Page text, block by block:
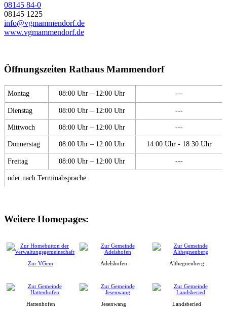
08145 84-0
08145 1225
info@vgmammendorf.de
www.vgmammendorf.de
Öffnungszeiten Rathaus Mammendorf
Montag 08:00 Uhr – 12:00 Uhr ---
Dienstag 08:00 Uhr – 12:00 Uhr ---
Mittwoch 08:00 Uhr – 12:00 Uhr ---
Donnerstag 08:00 Uhr – 12:00 Uhr 14:00 Uhr - 18:30 Uhr
Freitag 08:00 Uhr – 12:00 Uhr ---
oder nach Terminabsprache
Weitere Homepages:
Zur VGem Adelshofen Althegnenberg
Hattenhofen Jesenwang Landsberied